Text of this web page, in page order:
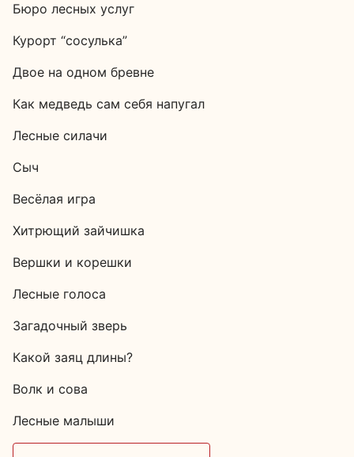
Бюро лесных услуг
Курорт “сосулька”
Двое на одном бревне
Как медведь сам себя напугал
Лесные силачи
Сыч
Весёлая игра
Хитрющий зайчишка
Вершки и корешки
Лесные голоса
Загадочный зверь
Какой заяц длины?
Волк и сова
Лесные малыши